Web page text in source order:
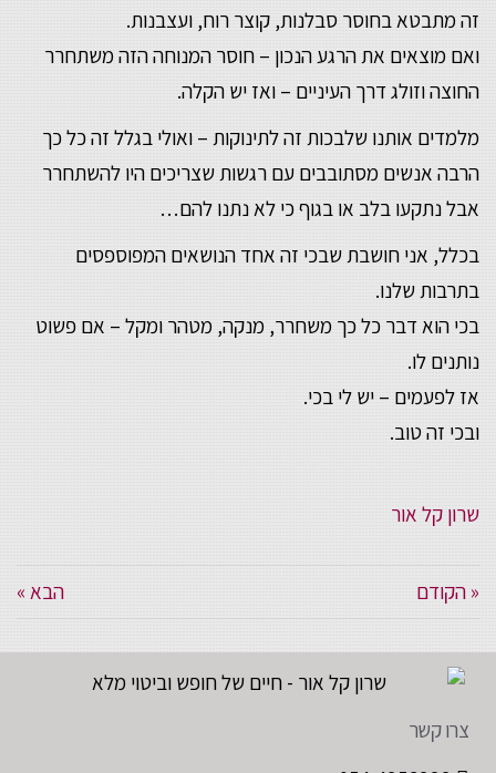
זה מתבטא בחוסר סבלנות, קוצר רוח, ועצבנות.
ואם מוצאים את הרגע הנכון – חוסר המנוחה הזה משתחרר
החוצה וזולג דרך העיניים – ואז יש הקלה.
מלמדים אותנו שלבכות זה לתינוקות – ואולי בגלל זה כל כך
הרבה אנשים מסתובבים עם רגשות שצריכים היו להשתחרר
אבל נתקעו בלב או בגוף כי לא נתנו להם…
בכלל, אני חושבת שבכי זה אחד הנושאים המפוספסים
בתרבות שלנו.
בכי הוא דבר כל כך משחרר, מנקה, מטהר ומקל – אם פשוט
נותנים לו.
אז לפעמים – יש לי בכי.
ובכי זה טוב.
שרון קל אור
« הקודם הבא »
צרו קשר